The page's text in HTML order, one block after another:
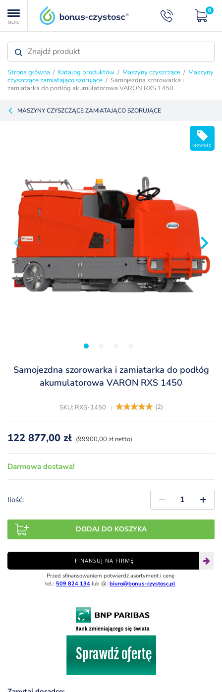
MENU
0
Strona główna / Katalog produktów / Maszyny czyszczące / Maszyny
czyszczące zamiatająco szorujące / Samojezdna szorowarka i
zamiatarka do podłóg akumulatorowa VARON RXS 1450
MASZYNY CZYSZCZĄCE ZAMIATAJĄCO SZORUJĄCE
Samojezdna szorowarka i zamiatarka do podłóg
akumulatorowa VARON RXS 1450
SKU: RXS-1450 (2)
NOWOŚĆ
122 877,00 zł (99900,00 zł netto)
Darmowa dostawa!
Ilość:
DODAJ DO KOSZYKA
FINANSUJ NA FIRMĘ
Przed sfinansowaniem potwierdź asortyment i cenę
tel.: 509 824 134 lub @: biuro@bonus-czystosc.pl